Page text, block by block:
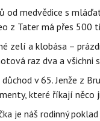
od medvědice s
z Tater má přes 500
zelí a klobása –
raz dva a všichni
v 65. Jenže z
které říkají něco
je náš rodinný